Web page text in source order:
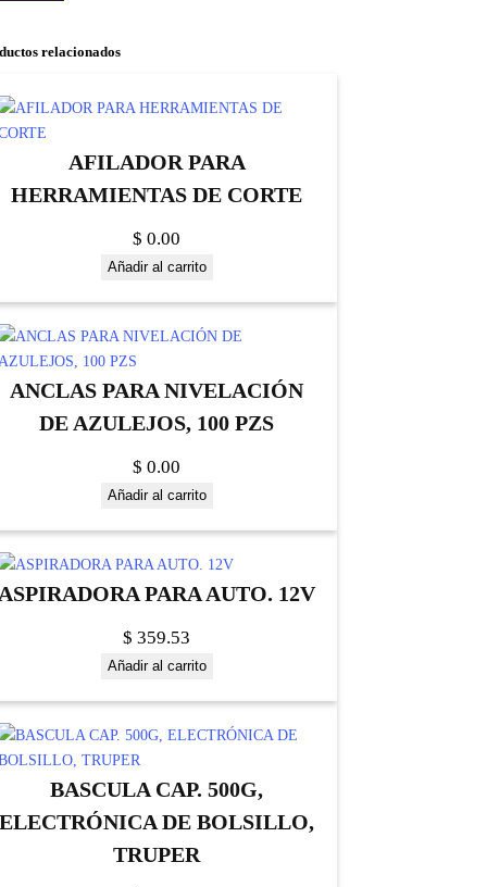
relacionados
AFILADOR PARA
HERRAMIENTAS DE CORTE
$ 0.00
Añadir al carrito
ANCLAS PARA NIVELACIÓN
DE AZULEJOS, 100 PZS
$ 0.00
Añadir al carrito
PARA AUTO. 12V
$ 359.53
Añadir al carrito
BASCULA CAP. 500G,
ELECTRÓNICA DE BOLSILLO,
TRUPER